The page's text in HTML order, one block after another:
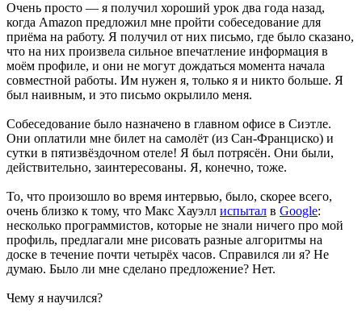
Очень просто — я получил хороший урок два года назад,
когда Amazon предложил мне пройти собеседование для
приёма на работу. Я получил от них письмо, где было сказано,
что на них произвела сильное впечатление информация в
моём профиле, и они не могут дождаться момента начала
совместной работы. Им нужен я, только я и никто больше. Я
был наивным, и это письмо окрылило меня.
Собеседование было назначено в главном офисе в Сиэтле.
Они оплатили мне билет на самолёт (из Сан-Франциско) и
сутки в пятизвёздочном отеле! Я был потрясён. Они были,
действительно, заинтересованы. Я, конечно, тоже.
То, что произошло во время интервью, было, скорее всего,
очень близко к тому, что Макс Хауэлл испытал в Google:
несколько программистов, которые не знали ничего про мой
профиль, предлагали мне рисовать разные алгоритмы на
доске в течение почти четырёх часов. Справился ли я? Не
думаю. Было ли мне сделано предложение? Нет.
Чему я научился?